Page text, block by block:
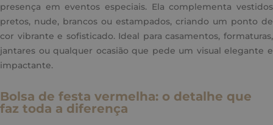
presença em eventos especiais. Ela complementa vestidos
pretos, nude, brancos ou estampados, criando um ponto de
cor vibrante e sofisticado. Ideal para casamentos, formaturas,
jantares ou qualquer ocasião que pede um visual elegante e
impactante.
Bolsa de festa vermelha: o detalhe que
faz toda a diferença